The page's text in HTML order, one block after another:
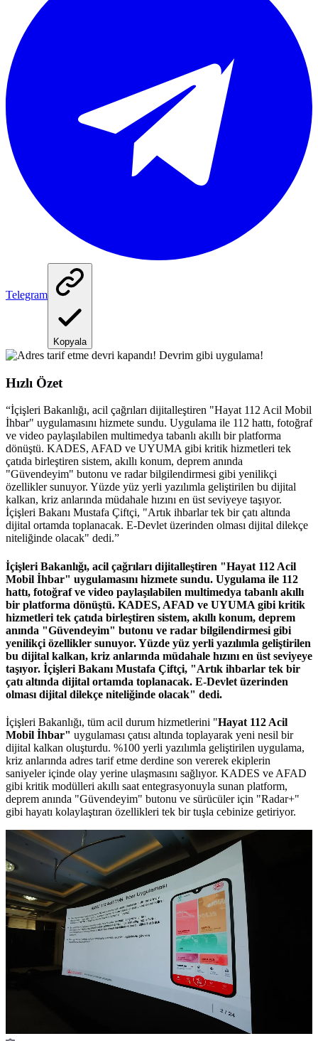
Telegram
Kopyala
Hızlı Özet
“İçişleri Bakanlığı, acil çağrıları dijitalleştiren "Hayat 112 Acil Mobil
İhbar" uygulamasını hizmete sundu. Uygulama ile 112 hattı, fotoğraf
ve video paylaşılabilen multimedya tabanlı akıllı bir platforma
dönüştü. KADES, AFAD ve UYUMA gibi kritik hizmetleri tek
çatıda birleştiren sistem, akıllı konum, deprem anında
"Güvendeyim" butonu ve radar bilgilendirmesi gibi yenilikçi
özellikler sunuyor. Yüzde yüz yerli yazılımla geliştirilen bu dijital
kalkan, kriz anlarında müdahale hızını en üst seviyeye taşıyor.
İçişleri Bakanı Mustafa Çiftçi, "Artık ihbarlar tek bir çatı altında
dijital ortamda toplanacak. E-Devlet üzerinden olması dijital dilekçe
niteliğinde olacak" dedi.”
İçişleri Bakanlığı, acil çağrıları dijitalleştiren "Hayat 112 Acil
Mobil İhbar" uygulamasını hizmete sundu. Uygulama ile 112
hattı, fotoğraf ve video paylaşılabilen multimedya tabanlı akıllı
bir platforma dönüştü. KADES, AFAD ve UYUMA gibi kritik
hizmetleri tek çatıda birleştiren sistem, akıllı konum, deprem
anında "Güvendeyim" butonu ve radar bilgilendirmesi gibi
yenilikçi özellikler sunuyor. Yüzde yüz yerli yazılımla geliştirilen
bu dijital kalkan, kriz anlarında müdahale hızını en üst seviyeye
taşıyor. İçişleri Bakanı Mustafa Çiftçi, "Artık ihbarlar tek bir
çatı altında dijital ortamda toplanacak. E-Devlet üzerinden
olması dijital dilekçe niteliğinde olacak" dedi.
İçişleri Bakanlığı, tüm acil durum hizmetlerini "Hayat 112 Acil
Mobil İhbar" uygulaması çatısı altında toplayarak yeni nesil bir
dijital kalkan oluşturdu. %100 yerli yazılımla geliştirilen uygulama,
kriz anlarında adres tarif etme derdine son vererek ekiplerin
saniyeler içinde olay yerine ulaşmasını sağlıyor. KADES ve AFAD
gibi kritik modülleri akıllı saat entegrasyonuyla sunan platform,
deprem anında "Güvendeyim" butonu ve sürücüler için "Radar+"
gibi hayatı kolaylaştıran özellikleri tek bir tuşla cebinize getiriyor.